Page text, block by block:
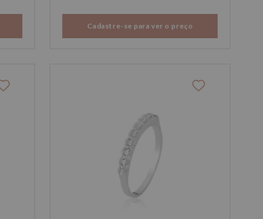
Cadastre-se para ver o preço